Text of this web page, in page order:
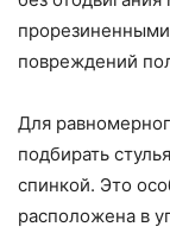
повреждений
Для
подбирать
спинкой. Это
расположена в